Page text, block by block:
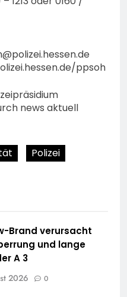
ppsoh
news aktuell
Polizei
Brand verursacht
und lange
A 3
2026 0